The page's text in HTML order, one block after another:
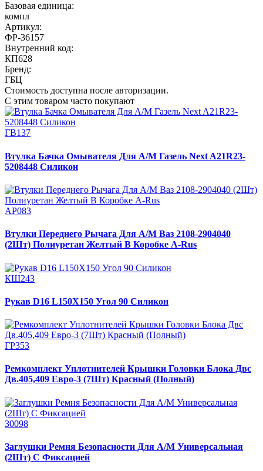
Базовая единица:
компл
Артикул:
ФР-36157
Внутренний код:
КП628
Бренд:
ГБЦ
Стоимость доступна после авторизации.
С этим товаром часто покупают
ГВ137
Втулка Бачка Омывателя Для А/М Газель Next A21R23-
5208448 Силикон
АР083
Втулки Переднего Рычага Для А/М Ваз 2108-2904040
(2Шт) Полиуретан Желтый В Коробке A-Rus
КШ243
Рукав D16 L150Х150 Угол 90 Силикон
ГР353
Ремкомплект Уплотнителей Крышки Головки Блока Двс
Дв.405,409 Евро-3 (7Шт) Красный (Полный)
З0098
Заглушки Ремня Безопасности Для А/М Универсальная
(2Шт) С Фиксацией